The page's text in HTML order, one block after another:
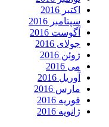
اکتبر 2016
سپتامبر 2016
آگوست 2016
جولای 2016
ژوئن 2016
می 2016
آوریل 2016
مارس 2016
فوریه 2016
ژانویه 2016